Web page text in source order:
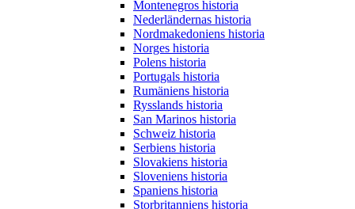
Montenegros historia
Nederländernas historia
Nordmakedoniens historia
Norges historia
Polens historia
Portugals historia
Rumäniens historia
Rysslands historia
San Marinos historia
Schweiz historia
Serbiens historia
Slovakiens historia
Sloveniens historia
Spaniens historia
Storbritanniens historia